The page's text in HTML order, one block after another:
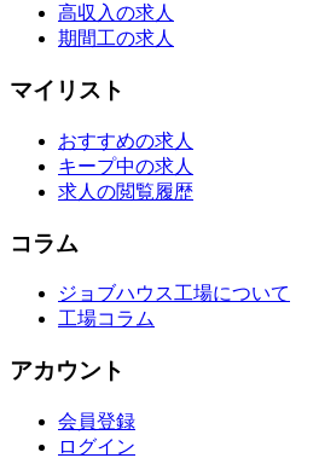
高収入の求人
期間工の求人
マイリスト
おすすめの求人
キープ中の求人
求人の閲覧履歴
コラム
ジョブハウス工場について
工場コラム
アカウント
会員登録
ログイン